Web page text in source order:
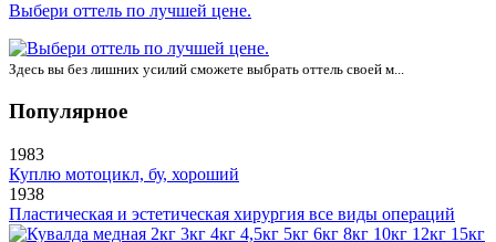
Выбери оттель по лучшей цене.
Здесь вы без лишних усилий сможете выбрать оттель своей м...
Популярное
1983
Куплю мотоцикл, бу, хороший
1938
Пластическая и эстетическая хирургия все виды операций